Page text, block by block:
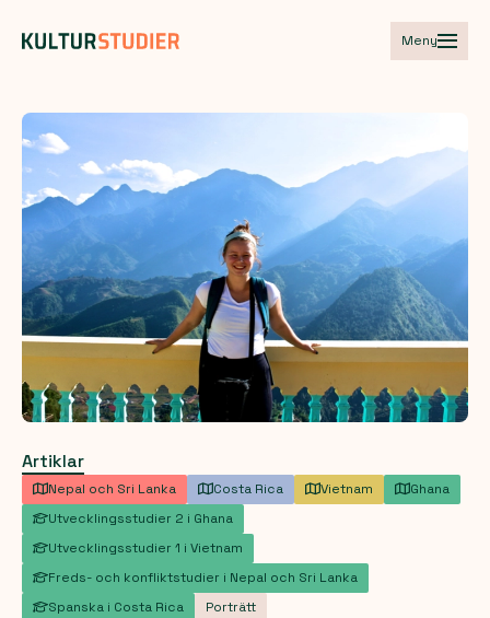
Meny
Artiklar
Nepal och Sri Lanka Costa Rica Vietnam
Ghana
Utvecklingsstudier 2 i Ghana
Utvecklingsstudier 1 i Vietnam
Freds- och konfliktstudier i Nepal och Sri Lanka
Spanska i Costa Rica
Porträtt